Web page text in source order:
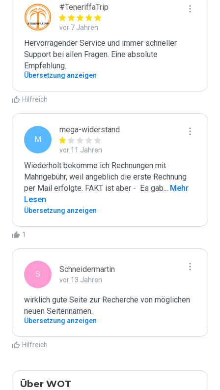
#TeneriffaTrip
vor 7 Jahren
Hervorragender Service und immer schneller
Support bei allen Fragen. Eine absolute
Empfehlung.
Übersetzung anzeigen
Hilfreich
M
mega-widerstand
vor 11 Jahren
Wiederholt bekomme ich Rechnungen mit
Mahngebühr, weil angeblich die erste Rechnung
per Mail erfolgte. FAKT ist aber -  Es gab... Mehr
Lesen
Übersetzung anzeigen
1
S
Schneidermartin
vor 13 Jahren
wirklich gute Seite zur Recherche von möglichen
neuen Seitennamen.
Übersetzung anzeigen
Hilfreich
Über WOT